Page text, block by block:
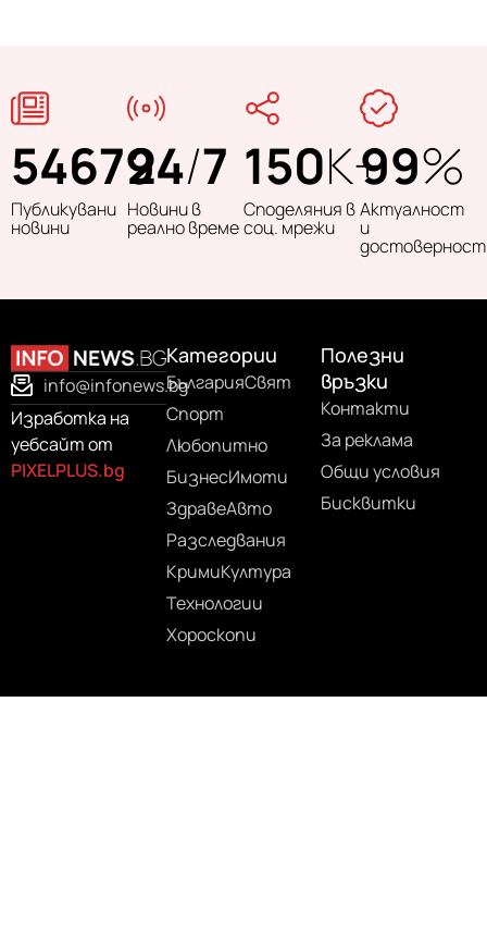
54679
Публикувани
новини
24/7
Новини в
реално време
150K+
Споделяния в
соц. мрежи
99%
Актуалност
и
достоверност
info@infonews.bg
Изработка на
уебсайт от
PIXELPLUS.bg
Категории
БългарияСвят
Спорт
Любопитно
БизнесИмоти
ЗдравеАвто
Разследвания
КримиКултура
Технологии
Хороскопи
Полезни
връзки
Контакти
За реклама
Общи условия
Бисквитки